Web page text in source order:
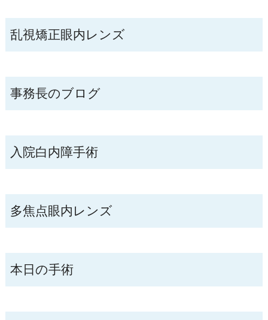
乱視矯正眼内レンズ
事務長のブログ
入院白内障手術
多焦点眼内レンズ
本日の手術